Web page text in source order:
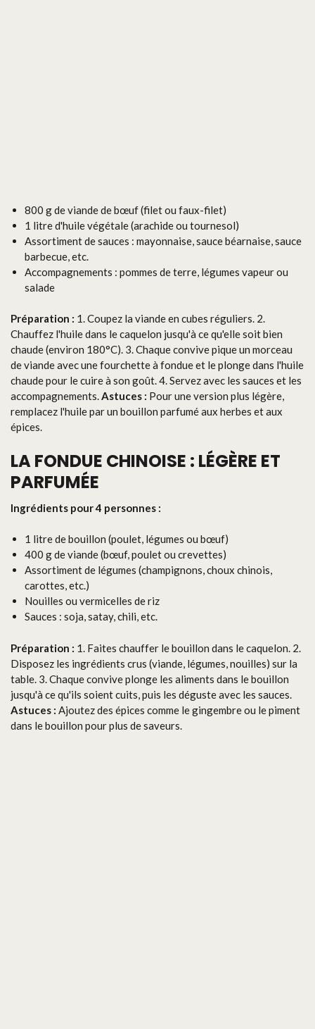
800 g de viande de bœuf (filet ou faux-filet)
1 litre d'huile végétale (arachide ou tournesol)
Assortiment de sauces : mayonnaise, sauce béarnaise, sauce
barbecue, etc.
Accompagnements : pommes de terre, légumes vapeur ou
salade
Préparation : 1. Coupez la viande en cubes réguliers. 2.
Chauffez l'huile dans le caquelon jusqu'à ce qu'elle soit bien
chaude (environ 180°C). 3. Chaque convive pique un morceau
de viande avec une fourchette à fondue et le plonge dans l'huile
chaude pour le cuire à son goût. 4. Servez avec les sauces et les
accompagnements.Astuces : Pour une version plus légère,
remplacez l'huile par un bouillon parfumé aux herbes et aux
épices.
LA FONDUE CHINOISE : LÉGÈRE ET
PARFUMÉE
Ingrédients pour 4 personnes :
1 litre de bouillon (poulet, légumes ou bœuf)
400 g de viande (bœuf, poulet ou crevettes)
Assortiment de légumes (champignons, choux chinois,
carottes, etc.)
Nouilles ou vermicelles de riz
Sauces : soja, satay, chili, etc.
Préparation : 1. Faites chauffer le bouillon dans le caquelon. 2.
Disposez les ingrédients crus (viande, légumes, nouilles) sur la
table. 3. Chaque convive plonge les aliments dans le bouillon
jusqu'à ce qu'ils soient cuits, puis les déguste avec les sauces.
Astuces : Ajoutez des épices comme le gingembre ou le piment
dans le bouillon pour plus de saveurs.